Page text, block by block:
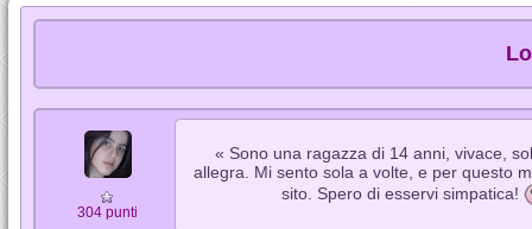
304 punti
« Sono una ragazza di 14 anni, vivace,
allegra. Mi sento sola a volte, e per questo
sito. Spero di esservi simpatica!